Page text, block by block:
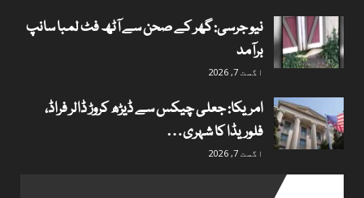
نیو جرسی: گھر کے صحن سے آٹھ فٹ لمبا سانپ
برآمد
اگست 7, 2026
امریکا: جعلی چیکس سے ڈیڑھ کروڑ ڈالر فراڈ،
فلوریڈا کا شہری…
اگست 7, 2026